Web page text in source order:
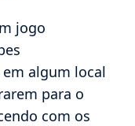
jogo
algum local
para o
com os